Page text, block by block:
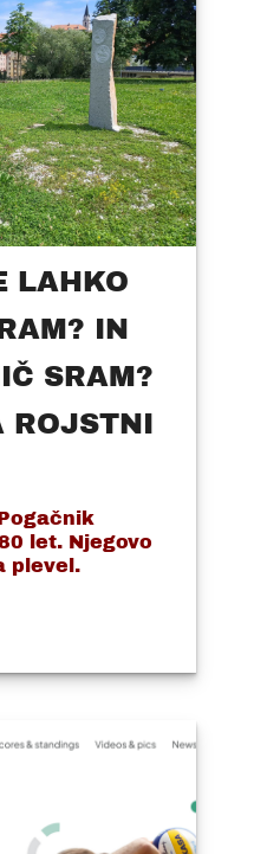
LAHKO
IN
SRAM?
ROJSTNI
let. Njegovo
plevel.